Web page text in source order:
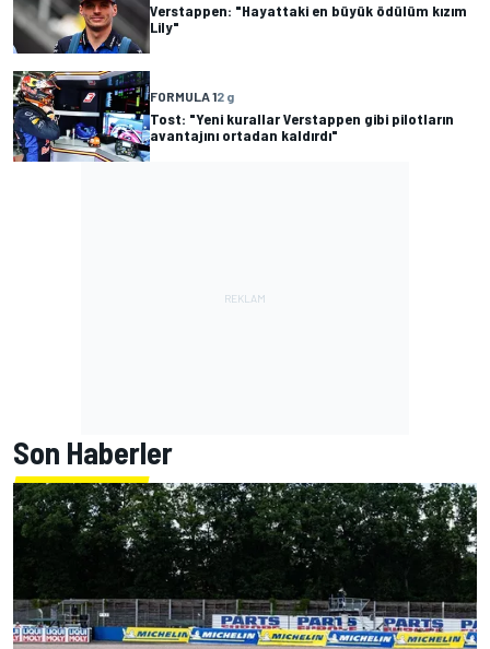
Verstappen: "Hayattaki en büyük ödülüm kızım
Lily"
FORMULA 12 g
Tost: "Yeni kurallar Verstappen gibi pilotların
avantajını ortadan kaldırdı"
Son Haberler